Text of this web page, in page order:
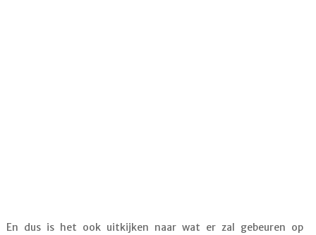
En dus is het ook uitkijken naar wat er zal gebeuren op